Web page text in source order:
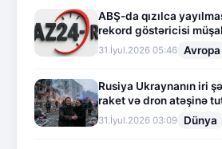
ABŞ-da qızılca
rekord göstəricisi
31.İyul.2026 05:46 Avropa
Rusiya Ukraynanın iri
raket və dron atəşinə
31.İyul.2026 03:09 Dünya